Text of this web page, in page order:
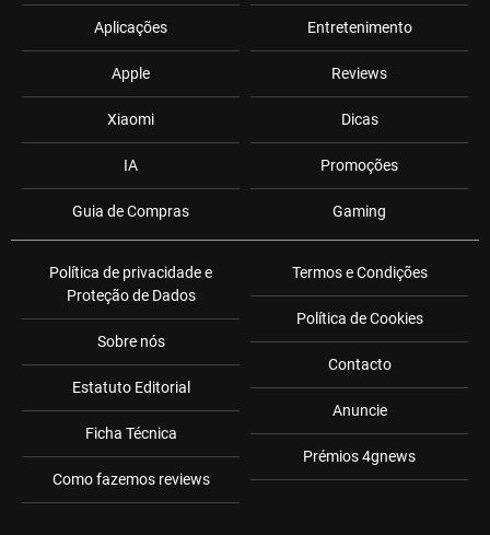
Aplicações
Apple
Xiaomi
IA
Guia de Compras
Entretenimento
Reviews
Dicas
Promoções
Gaming
Política de privacidade e
Proteção de Dados
Sobre nós
Estatuto Editorial
Ficha Técnica
Como fazemos reviews
Termos e Condições
Política de Cookies
Contacto
Anuncie
Prémios 4gnews